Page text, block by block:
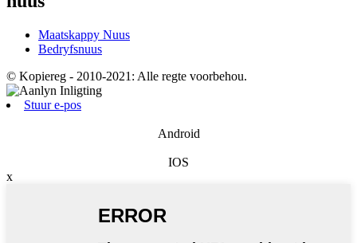
Maatskappy Nuus
Bedryfsnuus
© Kopiereg - 2010-2021: Alle regte voorbehou.
Stuur e-pos
Android
IOS
x